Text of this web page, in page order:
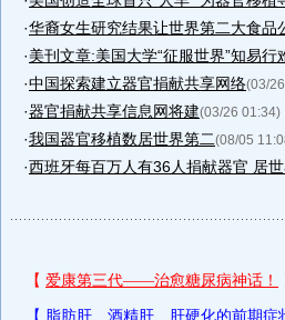
·华裔女生研究结果让世界第二大食品
·美刊文章:美国大学“征服世界”知易行
·中国探索建立器官捐献共享网络(03/
·器官捐献共享信息网将建(03/26 01:34)
·我国器官移植数居世界第二(08/05
·西班牙每百万人有36人捐献器官 居